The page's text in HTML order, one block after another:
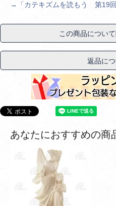
→「カテキズムを読もう 第19
この商品につい
返品に
あなたにおすすめの商